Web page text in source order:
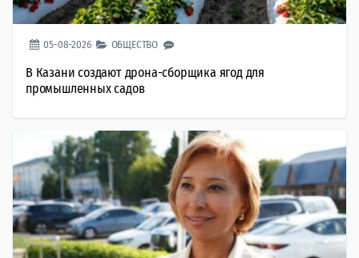
05-08-2026 ОБЩЕСТВО
В Казани создают дрона-сборщика ягод для
промышленных садов